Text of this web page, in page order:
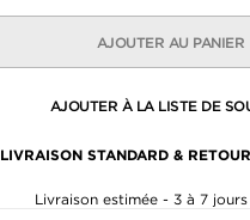
AJOUTER AU PANIER
AJOUTER À LA LISTE DE
LIVRAISON STANDARD &
Livraison estimée - 3 à 7